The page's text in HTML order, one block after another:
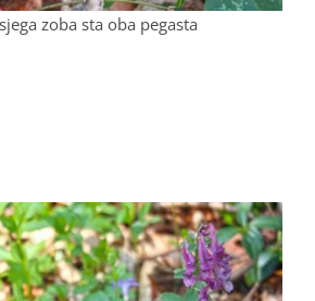
zoba sta oba pegasta